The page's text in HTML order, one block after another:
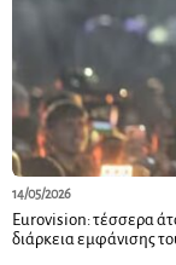
14/05/2026
Εurovision: τέσσερα
διάρκεια εμφάνισης